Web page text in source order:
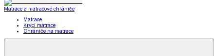
Matrace a matracové chrániče
Matrace
Krycí matrace
Chrániče na matrace